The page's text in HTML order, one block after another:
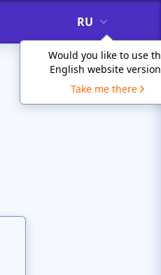
RU
Would you like to use
English website
Take me there